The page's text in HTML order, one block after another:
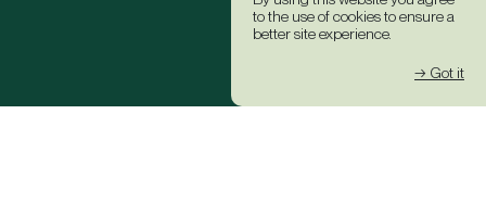
to the use of cookies to ensure a
better site experience.
→ Got it